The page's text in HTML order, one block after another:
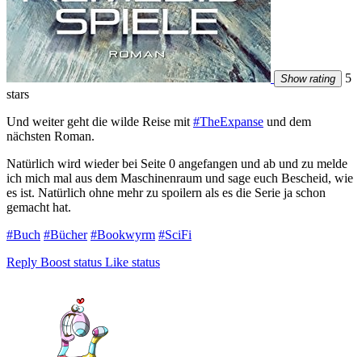
Show rating
5
stars
Und weiter geht die wilde Reise mit #TheExpanse und dem
nächsten Roman.
Natürlich wird wieder bei Seite 0 angefangen und ab und zu melde
ich mich mal aus dem Maschinenraum und sage euch Bescheid, wie
es ist. Natürlich ohne mehr zu spoilern als es die Serie ja schon
gemacht hat.
#Buch #Bücher #Bookwyrm #SciFi
Reply Boost status Like status